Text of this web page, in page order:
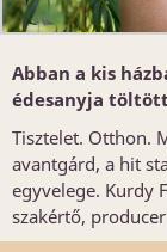
Abban a kis
édesanyja
Tisztelet. Otthon.
avantgárd, a hit
egyvelege. Kurdy
szakértő,